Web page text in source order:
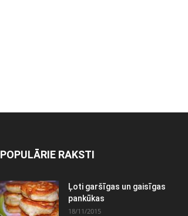
POPULĀRIE RAKSTI
Ļoti garšīgas un gaisīgas
pankūkas
18/11/2015